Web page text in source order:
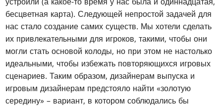
бесцветная карта). Следующей непростой задачей для
нас стало создание самих существ. Мы хотели сделать
их привлекательными для игроков, такими, чтобы они
могли стать основой колоды, но при этом не настолько
идеальными, чтобы избежать повторяющихся игровых
сценариев. Таким образом, дизайнерам выпуска и
игровым дизайнерам предстояло найти «золотую
середину» – вариант, в котором соблюдались бы